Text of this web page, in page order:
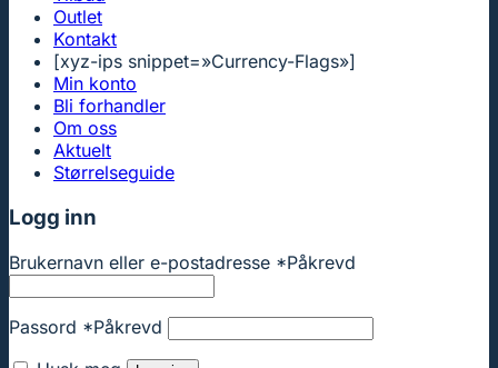
Outlet
Kontakt
[xyz-ips snippet=»Currency-Flags»]
Min konto
Bli forhandler
Om oss
Aktuelt
Størrelseguide
Logg inn
Brukernavn eller e-postadresse *Påkrevd
Passord *Påkrevd